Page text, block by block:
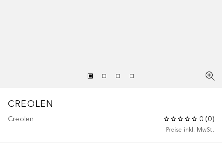
CREOLEN
Creolen 0 (0)
Preise inkl. MwSt.